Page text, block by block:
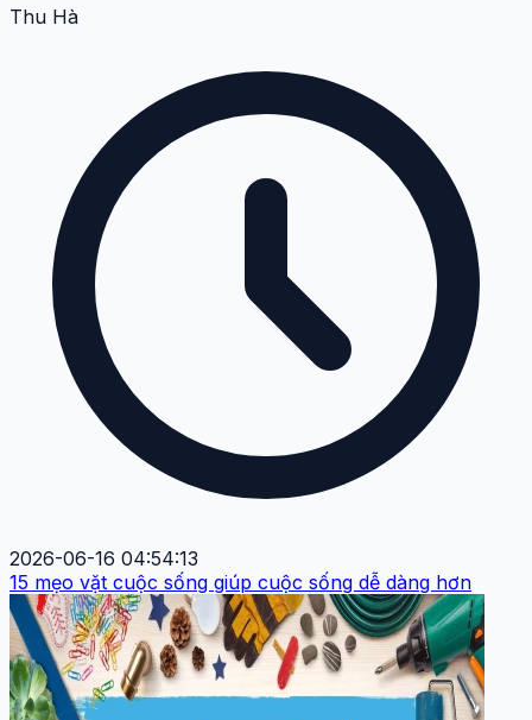
Thu Hà
2026-06-16 04:54:13
15 mẹo vặt cuộc sống giúp cuộc sống dễ dàng hơn